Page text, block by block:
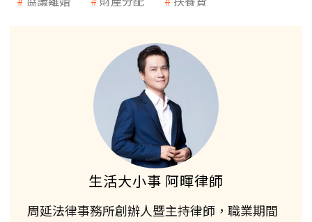
生活大小事 阿暉律師
周延法律事務所創辦人暨主持律師，職業期間